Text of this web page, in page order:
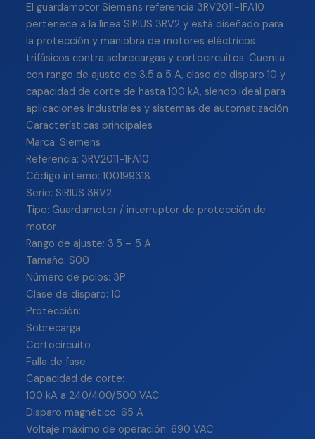
El guardamotor Siemens referencia 3RV2011-1FA10
pertenece a la línea SIRIUS 3RV2 y está diseñado para
la protección y maniobra de motores eléctricos
trifásicos contra sobrecargas y cortocircuitos. Cuenta
con rango de ajuste de 3.5 a 5 A, clase de disparo 10 y
capacidad de corte de hasta 100 kA, siendo ideal para
aplicaciones industriales y sistemas de automatización
Características principales
Marca: Siemens
Referencia: 3RV2011-1FA10
Código interno: 100199318
Serie: SIRIUS 3RV2
Tipo: Guardamotor / interruptor de protección de
motor
Rango de ajuste: 3.5 – 5 A
Tamaño: S00
Número de polos: 3P
Clase de disparo: 10
Protección:
Sobrecarga
Cortocircuito
Falla de fase
Capacidad de corte:
100 kA a 240/400/500 VAC
Disparo magnético: 65 A
Voltaje máximo de operación: 690 VAC